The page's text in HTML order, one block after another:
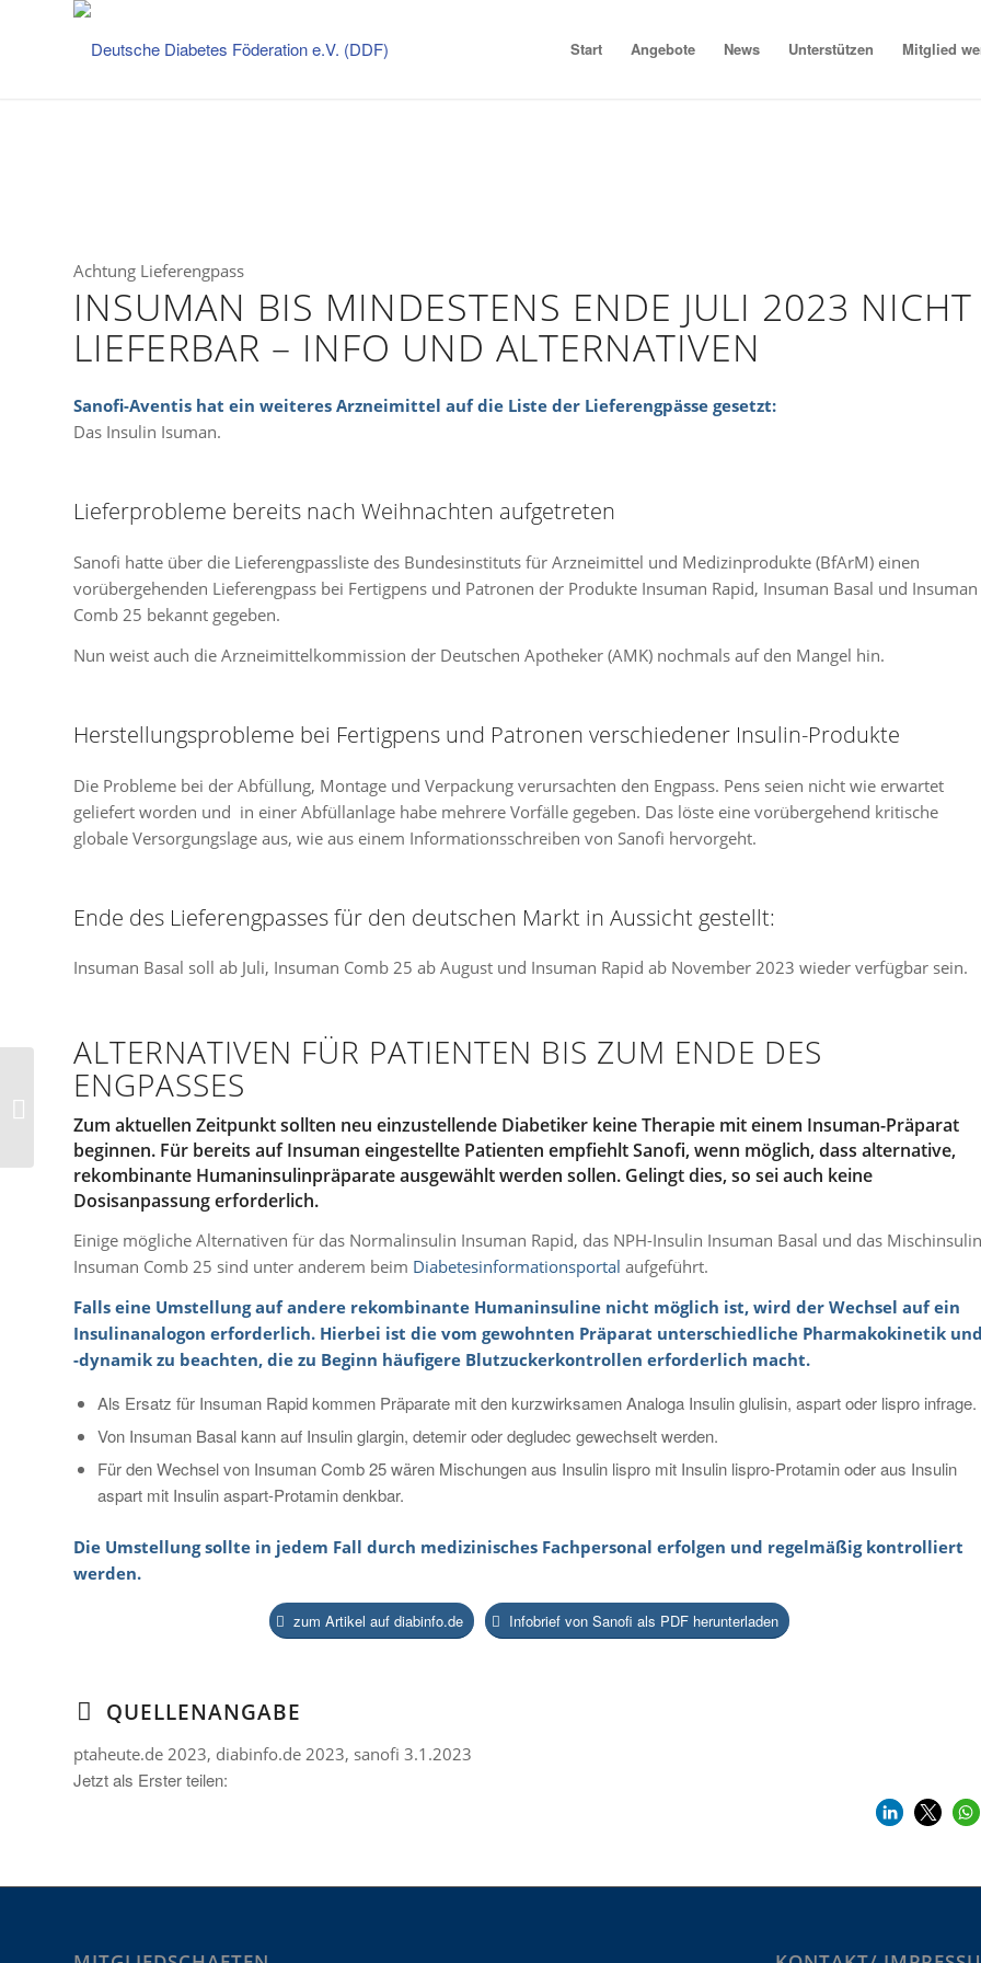
Start Angebote News Unterstützen Mitglied
Achtung Lieferengpass
INSUMAN BIS MINDESTENS ENDE JULI 2023 NICHT
LIEFERBAR – INFO UND ALTERNATIVEN
Sanofi-Aventis hat ein weiteres Arzneimittel auf die Liste der Lieferengpässe gesetzt:
Das Insulin Isuman.
Lieferprobleme bereits nach Weihnachten aufgetreten
Sanofi hatte über die Lieferengpassliste des Bundesinstituts für Arzneimittel und Medizinprodukte (BfArM) einen
vorübergehenden Lieferengpass bei Fertigpens und Patronen der Produkte Insuman Rapid, Insuman Basal und Insuman
Comb 25 bekannt gegeben.
Nun weist auch die Arzneimittelkommission der Deutschen Apotheker (AMK) nochmals auf den Mangel hin.
Herstellungsprobleme bei Fertigpens und Patronen verschiedener Insulin-Produkte
Die Probleme bei der Abfüllung, Montage und Verpackung verursachten den Engpass. Pens seien nicht wie erwartet
geliefert worden und in einer Abfüllanlage habe mehrere Vorfälle gegeben. Das löste eine vorübergehend kritische
globale Versorgungslage aus, wie aus einem Informationsschreiben von Sanofi hervorgeht.
Ende des Lieferengpasses für den deutschen Markt in Aussicht gestellt:
Insuman Basal soll ab Juli, Insuman Comb 25 ab August und Insuman Rapid ab November 2023 wieder verfügbar sein.
ALTERNATIVEN FÜR PATIENTEN BIS ZUM ENDE DES
ENGPASSES
Zum aktuellen Zeitpunkt sollten neu einzustellende Diabetiker keine Therapie mit einem Insuman-Präparat
beginnen. Für bereits auf Insuman eingestellte Patienten empfiehlt Sanofi, wenn möglich, dass alternative,
rekombinante Humaninsulinpräparate ausgewählt werden sollen. Gelingt dies, so sei auch keine
Dosisanpassung erforderlich.
Einige mögliche Alternativen für das Normalinsulin Insuman Rapid, das NPH-Insulin Insuman Basal und das Mischinsulin
Insuman Comb 25 sind unter anderem beim Diabetesinformationsportal aufgeführt.
Falls eine Umstellung auf andere rekombinante Humaninsuline nicht möglich ist, wird der Wechsel auf ein
Insulinanalogon erforderlich. Hierbei ist die vom gewohnten Präparat unterschiedliche Pharmakokinetik
-dynamik zu beachten, die zu Beginn häufigere Blutzuckerkontrollen erforderlich macht.
Als Ersatz für Insuman Rapid kommen Präparate mit den kurzwirksamen Analoga Insulin glulisin, aspart oder lispro infrage.
Von Insuman Basal kann auf Insulin glargin, detemir oder degludec gewechselt werden.
Für den Wechsel von Insuman Comb 25 wären Mischungen aus Insulin lispro mit Insulin lispro-Protamin oder aus Insulin
aspart mit Insulin aspart-Protamin denkbar.
Die Umstellung sollte in jedem Fall durch medizinisches Fachpersonal erfolgen und regelmäßig kontrolliert
werden.
zum Artikel auf diabinfo.de Infobrief von Sanofi als PDF herunterladen
QUELLENANGABE
ptaheute.de 2023, diabinfo.de 2023, sanofi 3.1.2023
Jetzt als Erster teilen:
BAG Erklärfilm: “Was
ist das Health
Technology
Assessment (HTA)?R...